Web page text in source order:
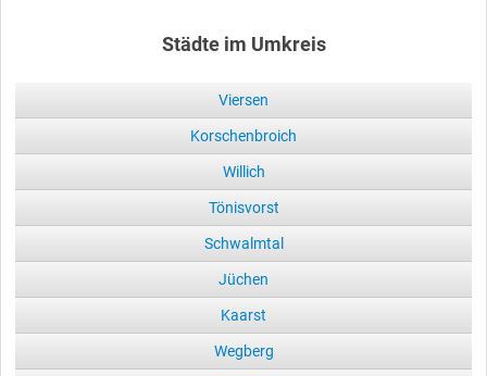
Städte im Umkreis
Viersen
Korschenbroich
Willich
Tönisvorst
Schwalmtal
Jüchen
Kaarst
Wegberg